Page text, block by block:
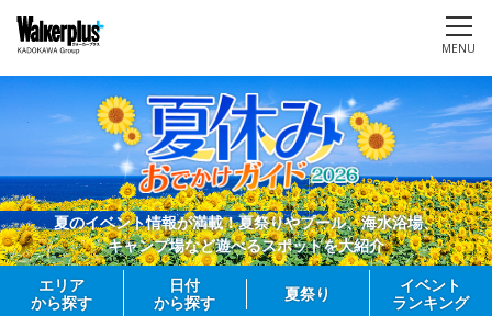
MENU
夏のイベント情報が満載！夏祭りやプール、海水浴場、
キャンプ場など遊べるスポットを大紹介
エリア
から探す
日付
から探す
夏祭り
イベント
ランキング